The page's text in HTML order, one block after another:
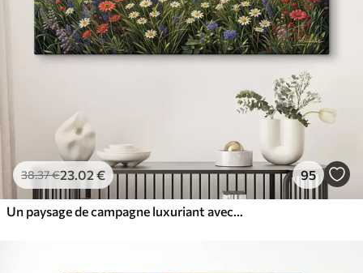
38.37€23.02 € 95
Un paysage de campagne luxuriant avec une prairie de fleurs sauvages vibrante remplie de fleurs colorées sous un ciel nuageux